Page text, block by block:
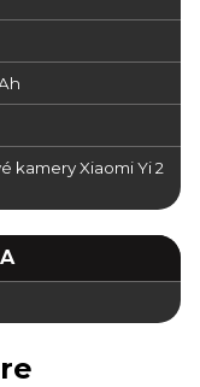
kamery Xiaomi Yi 2